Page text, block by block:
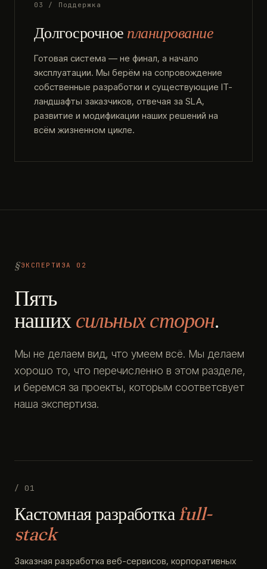
03 / Поддержка
Долгосрочное планирование
Готовая система — не финал, а начало
эксплуатации. Мы берём на сопровождение
собственные разработки и существующие IT-
ландшафты заказчиков, отвечая за SLA,
развитие и модификации наших решений на
всём жизненном цикле.
ЭКСПЕРТИЗА 02
Пять
нашихсильных сторон.
Мы не делаем вид, что умеем всё. Мы делаем
хорошо то, что перечисленно в этом разделе,
и беремся за проекты, которым соответсвует
наша экспертиза.
/ 01
Кастомная разработкаfull-
stack
Заказная разработка веб-сервисов, корпоративных